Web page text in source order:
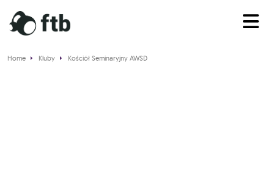
Home Kluby Kościół Seminaryjny AWSD